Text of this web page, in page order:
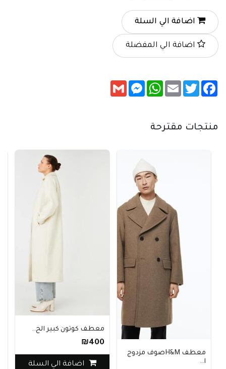
اضافة الي السلة
اضافة الي المفضلة
Facebook
Twitter
Email
WhatsApp
Messenger
Gmail
منتجات مقترحة
معطف H&Mصوف مزدوج
ا..
معطف كوتون كبير الح..
₪400
اضافة الي السلة